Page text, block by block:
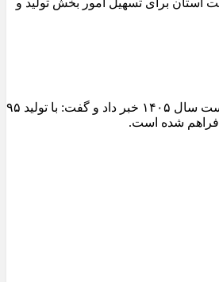
مدیرعامل سازمان عمران و بازآفرینی فضاهای شهری شهرداری تبریز از ثبت یکی از شاخص‌ترین عملکردهای تولیدی کارخانجات آسفالت این سازمان در چهار ماه نخست سال ۱۴۰۵ خبر داد و گفت: با تولید ۹۵